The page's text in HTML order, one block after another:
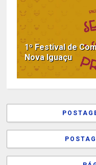
1º Festival de
Nova Iguaçu